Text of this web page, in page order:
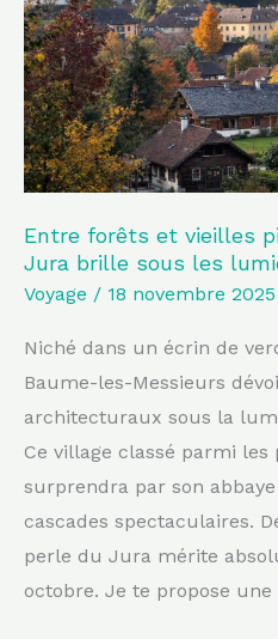
Entre forêts et vieilles
Jura brille sous les
Voyage / 18 novembre 2025
Niché dans un écrin de
Baume-les-Messieurs
architecturaux sous la
Ce village classé parmi
surprendra par son
cascades spectaculaires.
perle du Jura mérite
octobre. Je te propose une
pierres,
ce
village
du
Jura
brille
sous
les
lumières